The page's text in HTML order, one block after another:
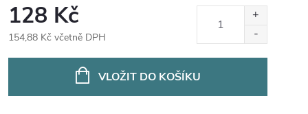
128 Kč
154,88 Kč včetně DPH
VLOŽIT DO KOŠÍKU